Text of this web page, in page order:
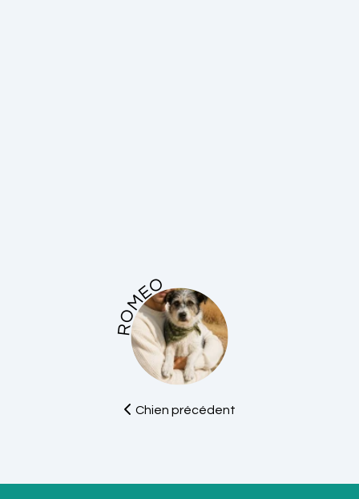
ROMEO
Chien précédent